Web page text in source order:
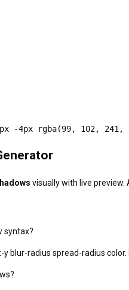
-4px rgba(99, 102,
visually with live preview.
syntax?
blur-radius spread-radius color.